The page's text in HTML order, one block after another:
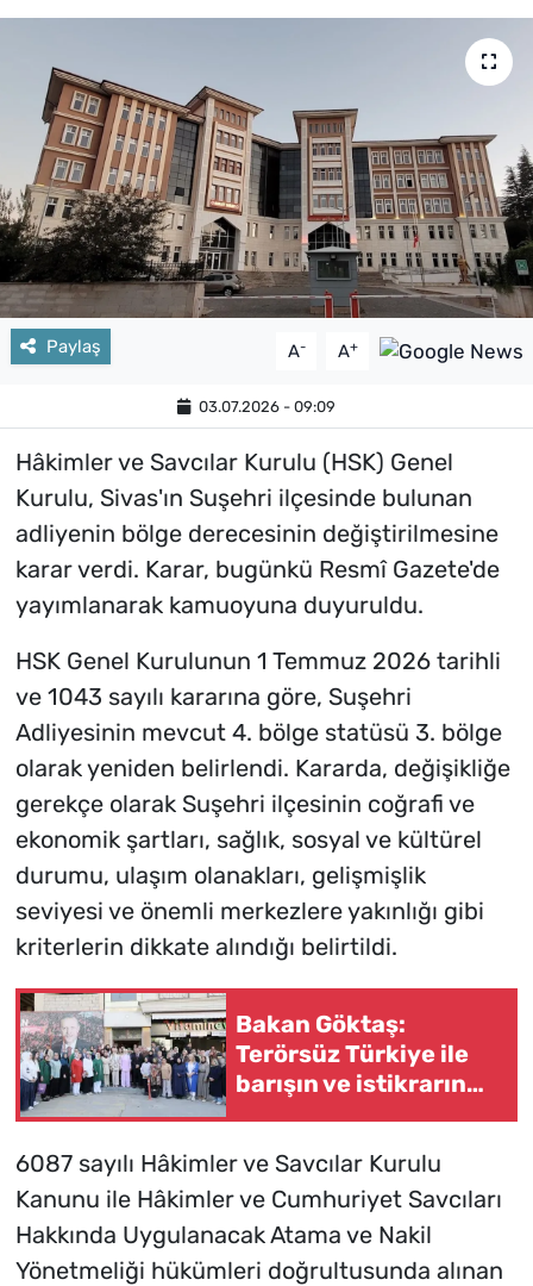
Paylaş A- A+
03.07.2026 - 09:09
Hâkimler ve Savcılar Kurulu (HSK) Genel
Kurulu, Sivas'ın Suşehri ilçesinde bulunan
adliyenin bölge derecesinin değiştirilmesine
karar verdi. Karar, bugünkü Resmî Gazete'de
yayımlanarak kamuoyuna duyuruldu.
HSK Genel Kurulunun 1 Temmuz 2026 tarihli
ve 1043 sayılı kararına göre, Suşehri
Adliyesinin mevcut 4. bölge statüsü 3. bölge
olarak yeniden belirlendi. Kararda, değişikliğe
gerekçe olarak Suşehri ilçesinin coğrafi ve
ekonomik şartları, sağlık, sosyal ve kültürel
durumu, ulaşım olanakları, gelişmişlik
seviyesi ve önemli merkezlere yakınlığı gibi
kriterlerin dikkate alındığı belirtildi.
Bakan Göktaş:
Terörsüz Türkiye ile
barışın ve istikrarın
6087 sayılı Hâkimler ve Savcılar Kurulu
Kanunu ile Hâkimler ve Cumhuriyet Savcıları
Hakkında Uygulanacak Atama ve Nakil
Yönetmeliği hükümleri doğrultusunda alınan